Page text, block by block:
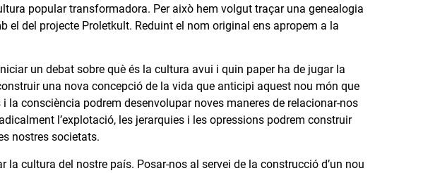
popular transformadora. Per això hem volgut traçar una genealogia
el del projecte Proletkult. Reduint el nom original ens apropem a la
un debat sobre què és la cultura avui i quin paper ha de jugar la
una nova concepció de la vida que anticipi aquest nou món que
consciència podrem desenvolupar noves maneres de relacionar-nos
l’explotació, les jerarquies i les opressions podrem construir
nostres societats.
la cultura del nostre país. Posar-nos al servei de la construcció d’un nou